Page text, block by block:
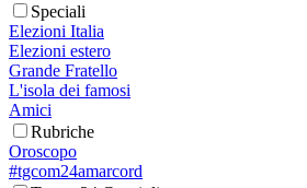
Speciali
Elezioni Italia
Elezioni estero
Grande Fratello
L'isola dei famosi
Amici
Rubriche
Oroscopo
#tgcom24amarcord